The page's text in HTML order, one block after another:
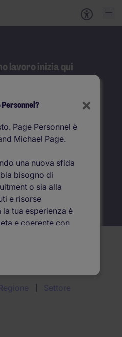
lavoro inizia qui
Regione Settore
×
Page Personnel è
Michael Page.
una nuova sfida
bisogno di
o sia alla
e risorse
tua esperienza è
e coerente con